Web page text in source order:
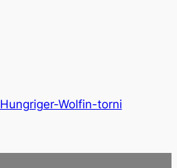
Hungriger-Wolfin-torni